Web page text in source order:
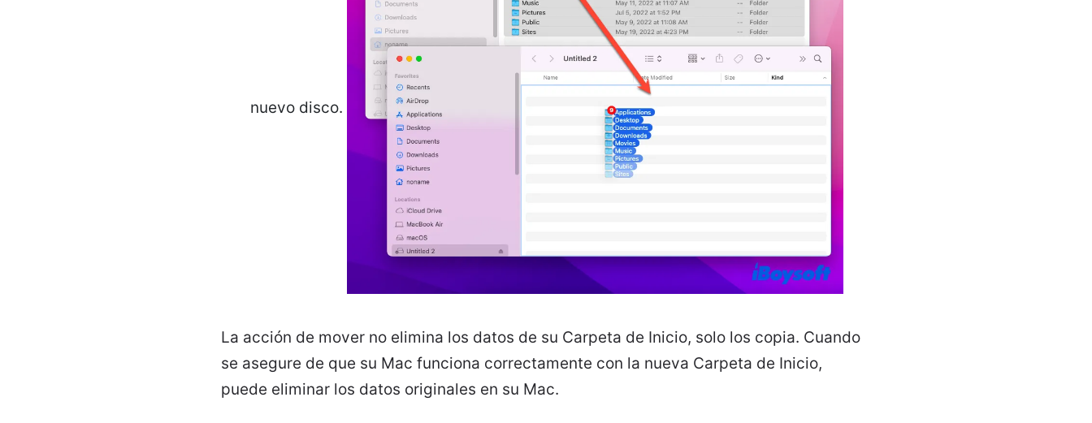
nuevo disco.
La acción de mover no elimina los datos de su Carpeta de Inicio, solo los copia. Cuando
se asegure de que su Mac funciona correctamente con la nueva Carpeta de Inicio,
puede eliminar los datos originales en su Mac.